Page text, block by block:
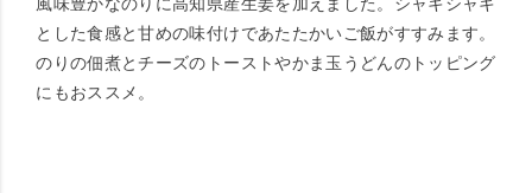
風味豊かなのりに高知県産生姜を加えました。シャキシャキ
とした食感と甘めの味付けであたたかいご飯がすすみます。
のりの佃煮とチーズのトーストやかま玉うどんのトッピング
にもおススメ。